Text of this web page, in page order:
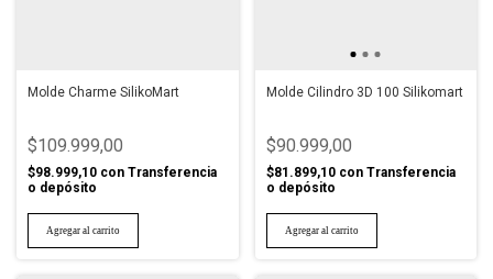
Molde Charme SilikoMart
$109.999,00
$98.999,10 con Transferencia
o depósito
Molde Cilindro 3D 100 Silikomart
$90.999,00
$81.899,10 con Transferencia
o depósito